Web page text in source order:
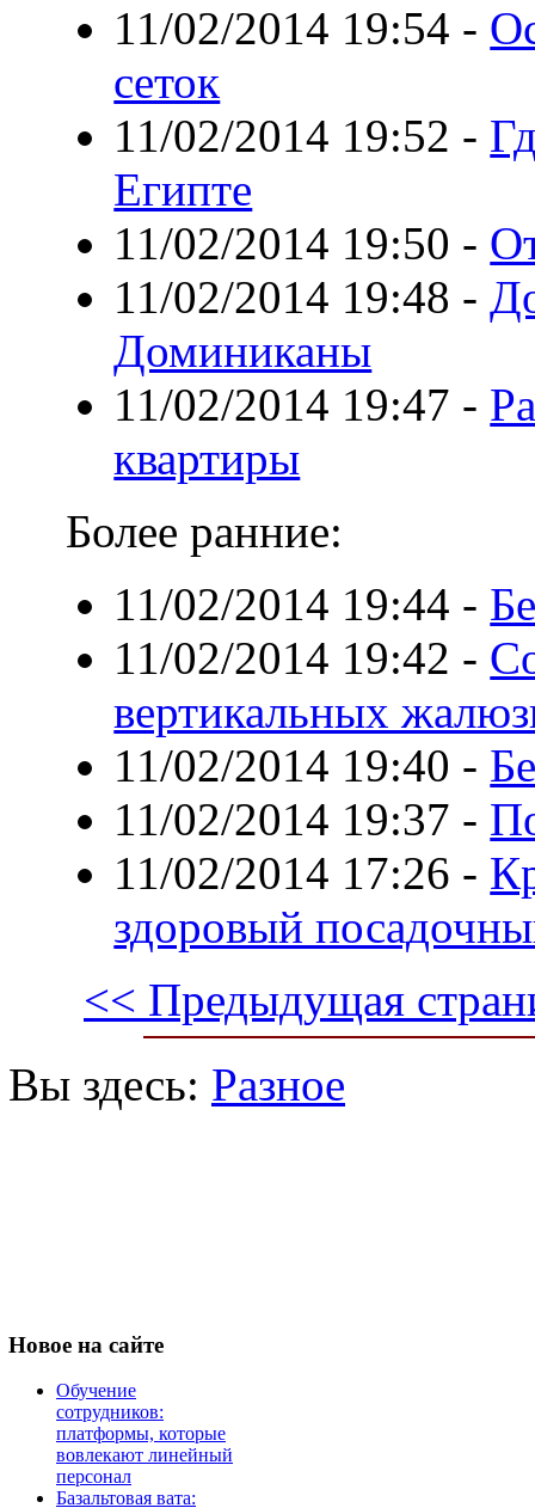
11/02/2014 19:54 -
сеток
11/02/2014 19:52 -
Египте
11/02/2014 19:50 -
11/02/2014 19:48 -
Доминиканы
11/02/2014 19:47 -
квартиры
Более ранние:
11/02/2014 19:44 -
11/02/2014 19:42 -
вертикальных
11/02/2014 19:40 -
11/02/2014 19:37 -
11/02/2014 17:26 -
здоровый
<< Предыдущая
Вы здесь: Разное
Новое на сайте
Обучение
сотрудников:
платформы, которые
вовлекают линейный
персонал
Базальтовая вата: